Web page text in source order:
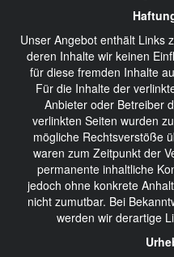
Unser Angebot enthält Links
deren Inhalte wir keinen
für diese fremden Inhalte
Für die Inhalte der
Anbieter oder Betreiber
verlinkten Seiten wurden
mögliche Rechtsverstöße
waren zum Zeitpunkt der
permanente inhaltliche
jedoch ohne konkrete
nicht zumutbar. Bei
werden wir derartige